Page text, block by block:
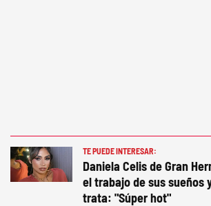
TE PUEDE INTERESAR:
Daniela Celis de Gran
el trabajo de sus sueños
trata: "Súper hot"